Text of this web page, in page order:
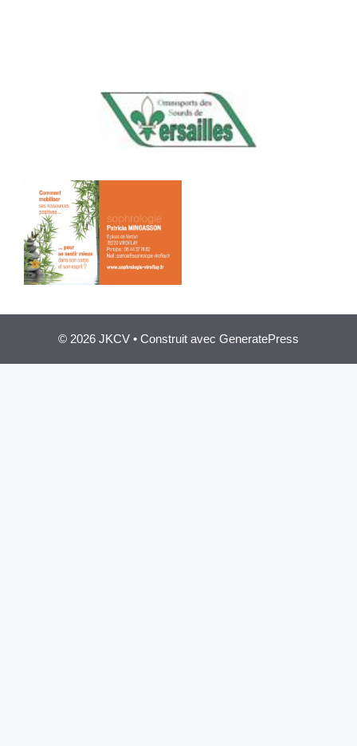
© 2026 JKCV • Construit avec GeneratePress